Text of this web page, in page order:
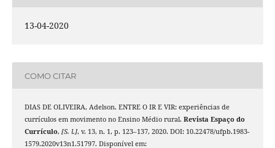
13-04-2020
COMO CITAR
DIAS DE OLIVEIRA, Adelson. ENTRE O IR E VIR: experiências de
currículos em movimento no Ensino Médio rural. Revista Espaço do
Currículo, [S. l.], v. 13, n. 1, p. 123–137, 2020. DOI: 10.22478/ufpb.1983-
1579.2020v13n1.51797. Disponível em: